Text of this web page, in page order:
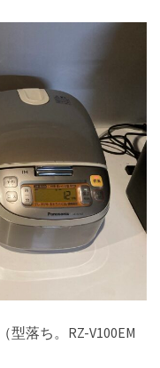
落ち。RZ-V100EM